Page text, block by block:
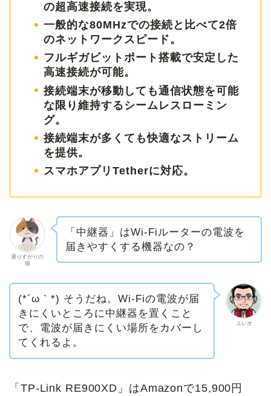
の超高速接続を実現。
一般的な80MHzでの接続と比べて2倍
のネットワークスピード。
フルギガビットポート搭載で安定した
高速接続が可能。
接続端末が移動しても通信状態を可能
な限り維持するシームレスローミン
グ。
接続端末が多くても快適なストリーム
を提供。
スマホアプリTetherに対応。
通りすがりの
猫
「中継器」はWi-Fiルーターの電波を
届きやすくする機器なの？
ユレオ
(*´ω｀*) そうだね。Wi-Fiの電波が届
きにくいところに中継器を置くこと
で、電波が届きにくい場所をカバーし
てくれるよ。
「TP-Link RE900XD」はAmazonで15,900円